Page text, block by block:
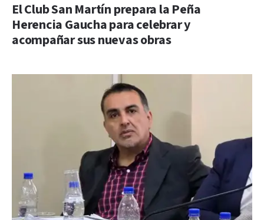
El Club San Martín prepara la Peña
Herencia Gaucha para celebrar y
acompañar sus nuevas obras